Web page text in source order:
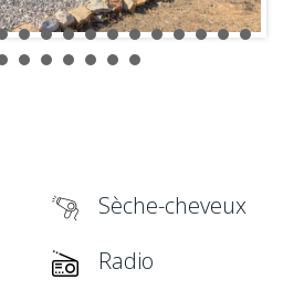
Sèche-cheveux
Radio